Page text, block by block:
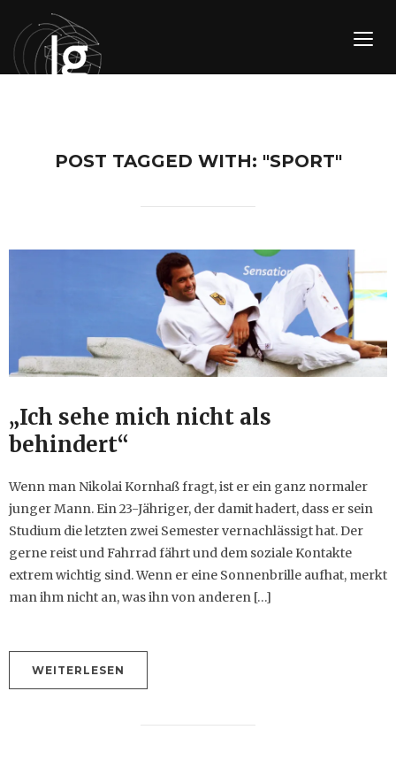
POST TAGGED WITH: "SPORT"
„Ich sehe mich nicht als
behindert“
Wenn man Nikolai Kornhaß fragt, ist er ein ganz normaler
junger Mann. Ein 23-Jähriger, der damit hadert, dass er sein
Studium die letzten zwei Semester vernachlässigt hat. Der
gerne reist und Fahrrad fährt und dem soziale Kontakte
extrem wichtig sind. Wenn er eine Sonnenbrille aufhat, merkt
man ihm nicht an, was ihn von anderen […]
WEITERLESEN